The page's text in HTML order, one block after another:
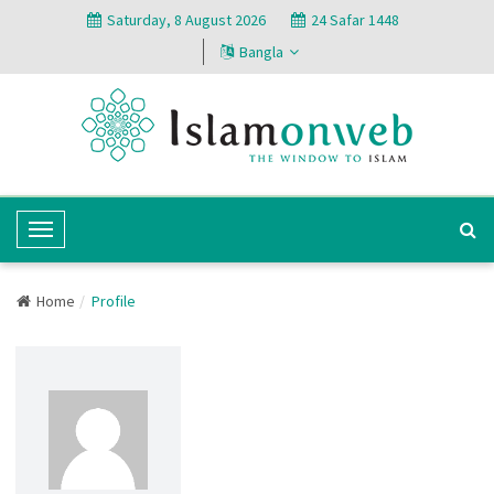
Saturday, 8 August 2026
24 Safar 1448
Bangla
T
o
g
N
Home Profile